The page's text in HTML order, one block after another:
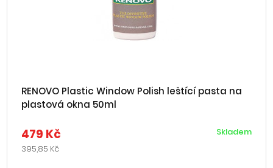
RENOVO Plastic Window Polish leštící pasta na
plastová okna 50ml
479 Kč
395,85 Kč
Skladem